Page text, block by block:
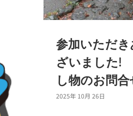
参加いただ
ざいました!
し物のお問合
2025年 10月 26日